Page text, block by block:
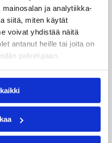
ja analytiikka-
siitä, miten käytät
voivat yhdistää näitä
antanut heille tai joita on
palvelujaan.
15:25
liikunta-alan yrityksiä
kehittämisessä sekä
Helsingin kanssa.